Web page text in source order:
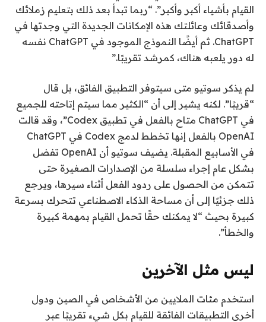
القيام بأشياء أكبر وأكبر”. “ربما تبدأ بعد ذلك بتعليم زملائك
وأصدقائك وعائلتك هذه الإمكانات الجديدة التي وجدتها في
ChatGPT. ثم أيضًا النموذج الموجود في ChatGPT نفسه
له دور يلعبه هناك، كمرشد تقريبًا.”
لم يذكر سوتيو متى سيتوفر التطبيق الفائق، بل قال
“قريبًا”. لكنه يشير إلى أن “الكثير مما سيتم إتاحته للجميع
في ChatGPT متاح بالفعل في تطبيق Codex”، وقد قالت
OpenAI بالفعل إنها تخطط لدمج Codex في ChatGPT
في الأسابيع المقبلة. يضيف سوتيو أن OpenAI تفضل
بشكل عام إجراء سلسلة من الإصدارات الصغيرة حتى
تتمكن من الحصول على ردود الفعل أثناء سيرها، ويرجع
ذلك جزئيًا إلى أن مساحة الذكاء الاصطناعي تتحرك بسرعة
كبيرة بحيث “لا يمكنك حقًا تحمل القيام بمهمة كبيرة
والخطأ”.
ليس مثل الآخرين
استخدم مئات الملايين من الأشخاص في الصين ودول
أخرى التطبيقات الفائقة للقيام بكل شيء تقريبًا عبر